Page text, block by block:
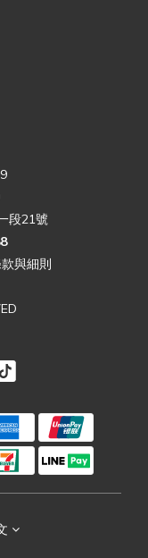
段21號
與細則